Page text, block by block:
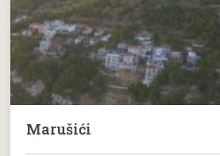
Marušići